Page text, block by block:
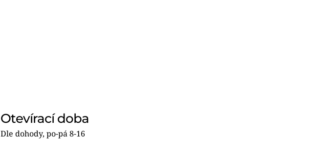
Otevírací doba
Dle dohody, po-pá 8-16